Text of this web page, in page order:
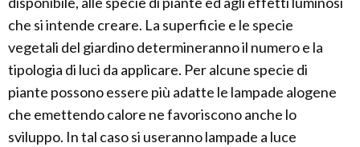
che si intende creare. La superficie e le specie
vegetali del giardino determineranno il numero e la
tipologia di luci da applicare. Per alcune specie di
piante possono essere più adatte le lampade alogene
che emettendo calore ne favoriscono anche lo
sviluppo. In tal caso si useranno lampade a luce